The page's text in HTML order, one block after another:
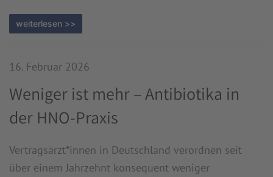
weiterlesen >>
16. Februar 2026
Weniger ist mehr – Antibiotika in
der HNO-Praxis
Vertragsärzt*innen in Deutschland verordnen seit
über einem Jahrzehnt konsequent weniger